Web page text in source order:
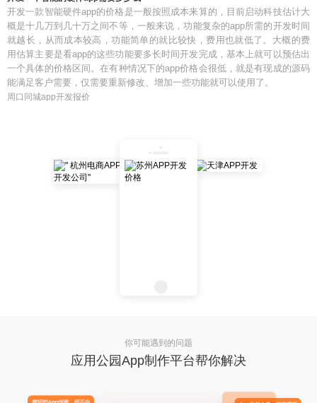
开发一款智能硬件app的价格是一般按照成本来算的，目前启动科技估计大
概是十几万到几十万之间不等，一般来说，功能复杂的app所需的开发时间
就越长，从而成本较高，功能简单的就比较快，费用也就低了。大概的费
用估算主要是看app的这些功能要多长时间开发完成，基本上就可以预估出
一个具体的价格区间。在有种情况下的app价格会很低，就是有现成的源码
能满足客户需要，仅需要重新修改、增加一些功能就可以使用了。
周口同城app开发报价
你可能遇到的问题
应用公园App制作平台帮你解决